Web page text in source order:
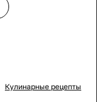
Кулинарные рецепты